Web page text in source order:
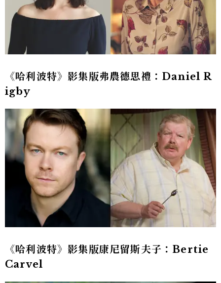
《哈利波特》影集版弗農德思禮：Daniel R
igby
《哈利波特》影集版康尼留斯夫子：Bertie
Carvel